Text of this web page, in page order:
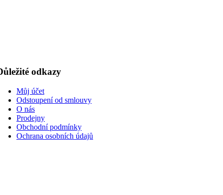
odkazy
Můj účet
Odstoupení od smlouvy
O nás
Prodejny
Obchodní podmínky
Ochrana osobních údajů